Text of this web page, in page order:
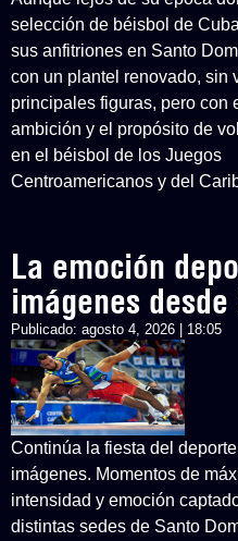
selección de béisbol de
sus anfitriones en Santo
con un plantel renovado, sin
principales figuras, pero con
ambición y el propósito de
en el béisbol de los Juegos
Centroamericanos y del
La emoción
imágenes
Publicado: agosto 4, 2026 | 18:05
Continúa la fiesta del
imágenes. Momentos de
intensidad y emoción
distintas sedes de Santo